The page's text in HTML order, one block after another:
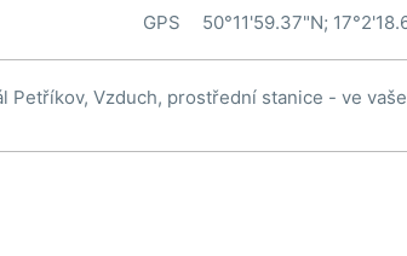
GPS
50°11'59.37"N;
Petříkov, Vzduch, prostřední stanice - ve